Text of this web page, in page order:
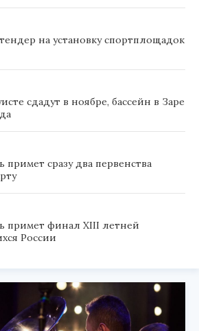
на установку спортплощадок
сдадут в ноябре, бассейн в Заре
примет сразу два первенства
примет финал XIII летней
России